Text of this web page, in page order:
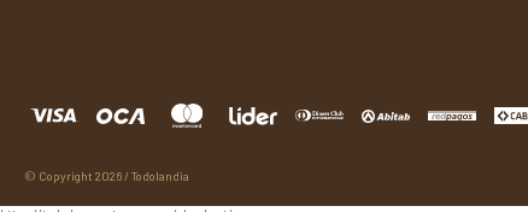
© Copyright 2026 / Todolandia